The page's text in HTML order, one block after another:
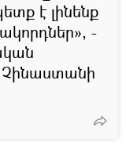
է լինենք
-
Չինաստանի